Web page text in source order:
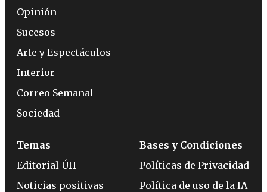
Opinión
Sucesos
Arte y Espectáculos
Interior
Correo Semanal
Sociedad
Temas
Editorial ÚH
Noticias positivas
Bases y Condiciones
Políticas de Privacidad
Política de uso de la IA